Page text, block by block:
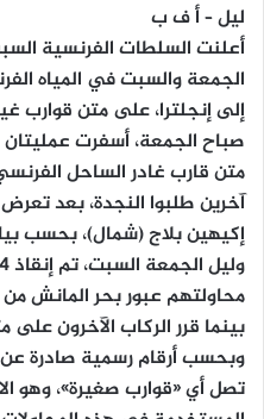
ليل – أ ف ب
الجمعة والسبت في المياه
إلى إنجلترا، على متن قوارب
آخرين طلبوا النجدة، بعد
إكيهين بلاج (شمال)، بحسب
محاولتهم عبور بحر المانش
بينما قرر الركاب الآخرون
وبحسب أرقام رسمية صادرة عن
تصل أي «قوارب صغيرة»، وهو